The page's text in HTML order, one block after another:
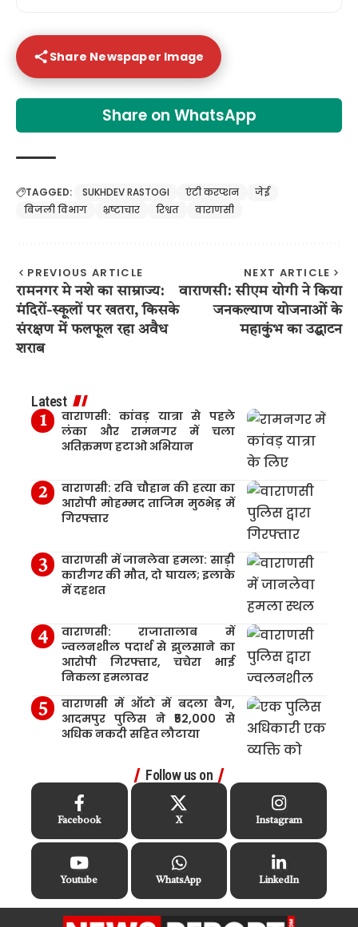
Share Newspaper Image
Share on WhatsApp
TAGGED: SUKHDEV RASTOGI एंटी करप्शन
जेई
बिजली विभाग
भ्रष्टाचार रिश्वत वाराणसी
PREVIOUS ARTICLE
रामनगर मे नशे का साम्राज्य:
मंदिरों-स्कूलों पर खतरा, किसके
संरक्षण में फलफूल रहा अवैध
शराब
NEXT ARTICLE
वाराणसी: सीएम योगी ने किया
जनकल्याण योजनाओं के
महाकुंभ का उद्घाटन
Latest
वाराणसी: कांवड़ यात्रा से पहले
लंका और रामनगर में चला
अतिक्रमण हटाओ अभियान
वाराणसी: रवि चौहान की हत्या का
आरोपी मोहम्मद ताजिम मुठभेड़ में
गिरफ्तार
वाराणसी में जानलेवा हमला: साड़ी
कारीगर की मौत, दो घायल; इलाके
में दहशत
वाराणसी: राजातालाब में
ज्वलनशील पदार्थ से झुलसाने का
आरोपी गिरफ्तार, चचेरा भाई
निकला हमलावर
वाराणसी में ऑटो में बदला बैग,
आदमपुर पुलिस ने ₹52,000 से
अधिक नकदी सहित लौटाया
Follow us on
Facebook X Instagram
Youtube WhatsApp LinkedIn